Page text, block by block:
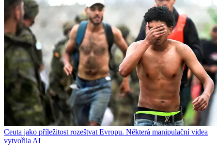
Ceuta jako příležitost rozeštvat Evropu. Některá manipulační videa
vytvořila AI